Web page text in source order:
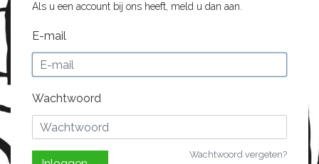
Als u een account bij ons heeft, meld u dan aan.
E-mail
Wachtwoord
Wachtwoord vergeten?